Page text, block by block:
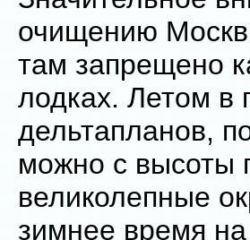
очищению
там запрещено
лодках. Летом в
дельтапланов,
можно с высоты
великолепные
зимнее время на